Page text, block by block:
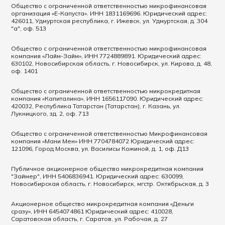
Общество с ограниченной ответственностью микрофинансовая
организация «Е-Капуста». ИНН 1831169696. Юридический адрес:
426011, Удмуртская республика, г. Ижевск, ул. Удмуртская, д. 304
"а", оф. 513
Общество с ограниченной ответственностью микрофинансовая
компания «Лайм-Займ», ИНН 7724889891. Юридический адрес:
630102, Новосибирская область, г. Новосибирск, ул. Кирова, д. 48,
оф. 1401
Общество с ограниченной ответственностью микрокредитная
компания «Капиталина», ИНН 1656117090. Юридический адрес:
420032, Республика Татарстан (Татарстан), г. Казань, ул.
Лукницкого, зд. 2, оф. 713
Общество с ограниченной ответственностью Микрофинансовая
компания «Мани Мен» ИНН 7704784072 Юридический адрес:
121096, Город Москва, ул. Василисы Кожиной, д. 1, оф. Д13
Публичное акционерное общество микрокредитная компания
"Займер", ИНН 5406836941. Юридический адрес: 630099,
Новосибирская область, г. Новосибирск, мгстр. Октябрьская, д. 3
Акционерное общество микрокредитная компания «Деньги
сразу», ИНН 6454074861 Юридический адрес: 410028,
Саратовская область, г. Саратов, ул. Рабочая, д. 27